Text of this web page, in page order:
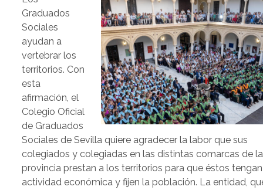
Graduados
Sociales
ayudan a
vertebrar los
territorios. Con
esta
afirmación, el
Colegio Oficial
de Graduados
Sociales de Sevilla quiere agradecer la labor que sus
colegiados y colegiadas en las distintas comarcas de la
provincia prestan a los territorios para que éstos tengan
actividad económica y fijen la población. La entidad,